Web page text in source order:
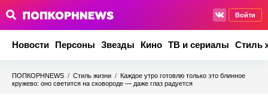
Войти
Новости Персоны Звезды Кино ТВ и сериалы Стиль
ПОПКОРНNEWS / Стиль жизни / Каждое утро готовлю только это блинное
кружево: оно светится на сковороде — даже глаз радуется